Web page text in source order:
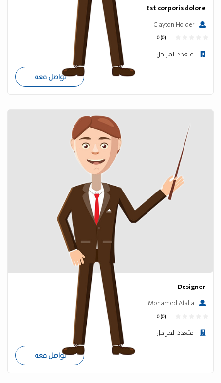
Est corporis dolore
Clayton Holder
0 (0)
متعدد المراحل
تواصل معه
Designer
Mohamed Atalla
0 (0)
متعدد المراحل
تواصل معه